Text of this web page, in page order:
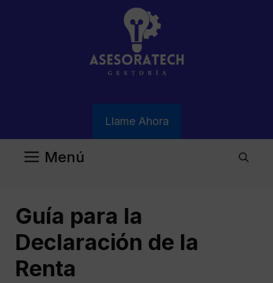
Llame Ahora
Menú
Guía para la
Declaración de la
Renta